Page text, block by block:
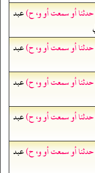
أو سمعت أو و، ح)عبد
أو سمعت أو و، ح)عبد
أو سمعت أو و، ح)عبد
أو سمعت أو و، ح)عبد
أو سمعت أو و، ح)عبد